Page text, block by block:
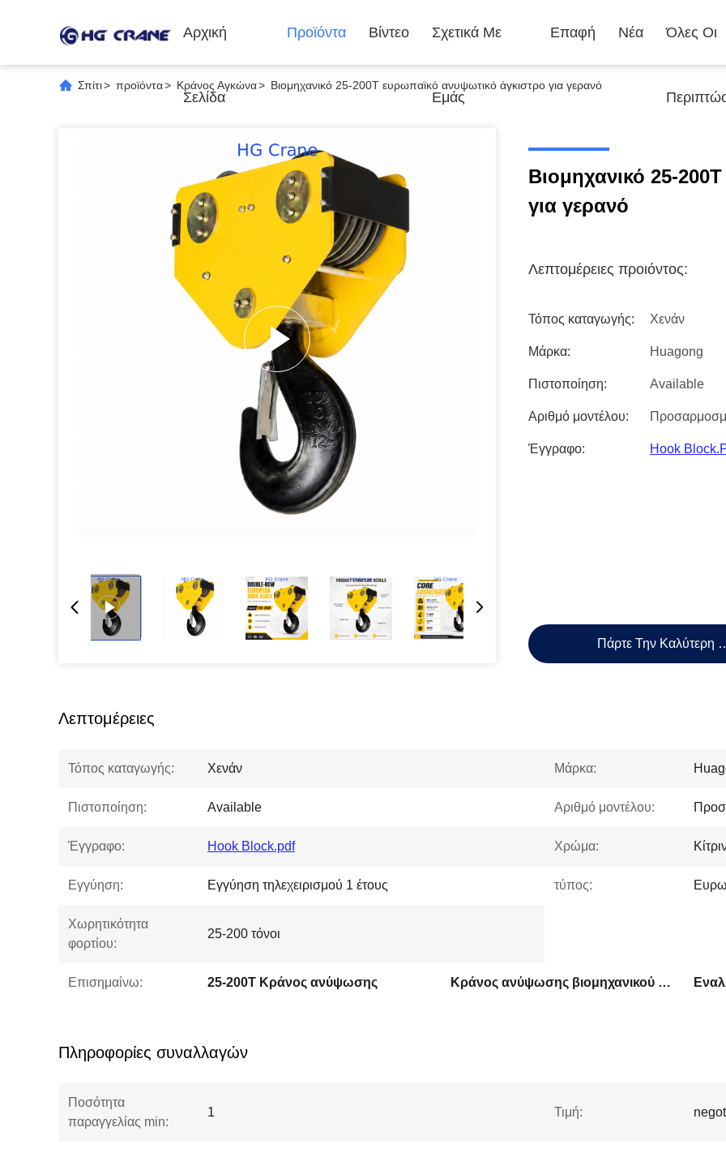
Αρχική
Σελίδα
Προϊόντα Βίντεο Σχετικά Με
Εμάς
Επαφή Νέα Όλες Οι
Σπίτι> προϊόντα> Κράνος Αγκώνα> Βιομηχανικό 25-200T ευρωπαϊκό ανυψωτικό άγκιστρο για γερανό
Βιομηχανικό 25-
για γερανό
Λεπτομέρειες προιόντος:
Τόπος καταγωγής: Χενάν
Μάρκα: Huagong
Πιστοποίηση: Available
Αριθμό μοντέλου:
Έγγραφο: Hook
Πάρτε Την Καλύτερη
Λεπτομέρειες
Τόπος καταγωγής: Χενάν Μάρκα:
Πιστοποίηση: Available Αριθμό μοντέλου:
Έγγραφο: Hook Block.pdf Χρώμα:
Εγγύηση: Εγγύηση τηλεχειρισμού 1 έτους τύπος:
Χωρητικότητα
φορτίου:
25-200 τόνοι
Επισημαίνω: 25-200T Κράνος ανύψωσης Κράνος ανύψωσης βιομηχανικού γερανού
Πληροφορίες συναλλαγών
Ποσότητα
παραγγελίας min:
1 Τιμή: